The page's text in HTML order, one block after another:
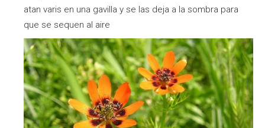
atan varis en una gavilla y se las deja a la sombra para
que se sequen al aire